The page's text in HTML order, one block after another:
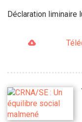
Déclaration liminaire